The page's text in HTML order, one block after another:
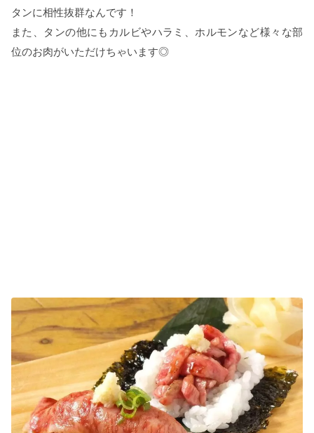
タンに相性抜群なんです！
また、タンの他にもカルビやハラミ、ホルモンなど様々な部
位のお肉がいただけちゃいます◎